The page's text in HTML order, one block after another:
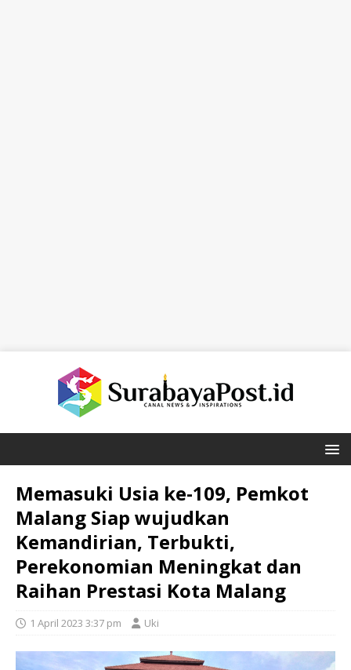
Memasuki Usia ke-109, Pemkot
Malang Siap wujudkan
Kemandirian, Terbukti,
Perekonomian Meningkat dan
Raihan Prestasi Kota Malang
1 April 2023 3:37 pm Uki